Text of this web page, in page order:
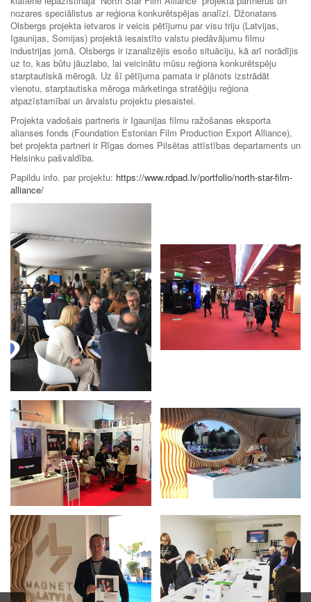
nozares speciālistus ar reģiona konkurētspējas analīzi. Džonatans
Olsbergs projekta ietvaros ir veicis pētījumu par visu triju (Latvijas,
Igaunijas, Somijas) projektā iesaistīto valstu piedāvājumu filmu
industrijas jomā. Olsbergs ir izanalizējis esošo situāciju, kā arī norādījis
uz to, kas būtu jāuzlabo, lai veicinātu mūsu reģiona konkurētspēju
starptautiskā mērogā. Uz šī pētījuma pamata ir plānots izstrādāt
vienotu, starptautiska mēroga mārketinga stratēģiju reģiona
atpazīstamībai un ārvalstu projektu piesaistei.
Projekta vadošais partneris ir Igaunijas filmu ražošanas eksporta
alianses fonds (Foundation Estonian Film Production Export Alliance),
bet projekta partneri ir Rīgas domes Pilsētas attīstības departaments un
Helsinku pašvaldība.
Papildu info. par projektu: https://www.rdpad.lv/portfolio/north-star-film-
alliance/